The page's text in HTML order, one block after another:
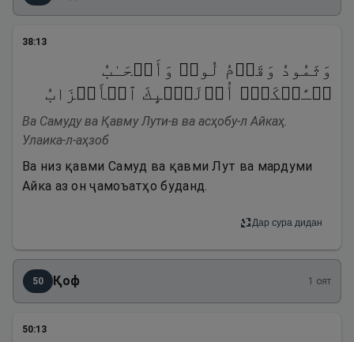
38:13
وَثَمُودُ وَقَوۡمُ لُوطࣲ وَأَصۡحَـٰبُ
لۡـَٔیۡكَةِۚ أُو۟لَـٰۤىِٕكَ ٱلۡأَحۡزَابُ
Ва Самуду ва Қавму Лути-в ва асҳобу-л Айкаҳ.
Улаика-л-аҳзоб
Ва низ қавми Самуд ва қавми Лут ва мардуми
Айка аз он ҷамоъатҳо буданд.
Дар сура дидан
50 Қоф 1 оят
50:13